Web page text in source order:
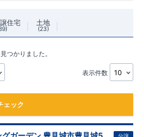
住宅 土地
23
つかりました。
表示件数
ェック